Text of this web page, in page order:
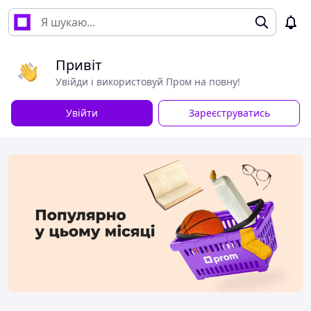
Привіт
Увійди і використовуй Пром на повну!
Увійти Зареєструватись